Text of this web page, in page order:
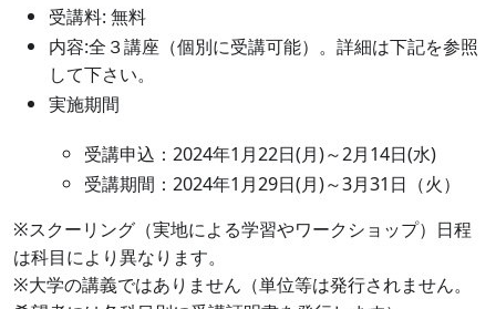
受講料: 無料
内容:全３講座（個別に受講可能）。詳細は下記を参照
して下さい。
実施期間
受講申込： 2024年1 月22日(月)～2月14日(水)
受講期間： 2024年1 月29日(月)～3月31 日（火）
※スクーリング（実地による学習やワークショップ）日程
は科目により異なります。
※大学の講義ではありません（単位等は発行されません。